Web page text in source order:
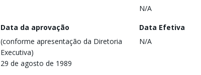
N/A
Data da aprovação
(conforme apresentação da Diretoria
Executiva)
29 de agosto de 1989
Data Efetiva
N/A